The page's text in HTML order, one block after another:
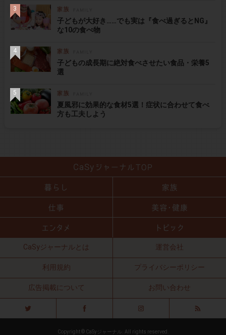
子どもが大好き……でも実は『食べ過ぎるとNG』
な10の食べ物
子どもの成長期に絶対食べさせたい食品・栄養5
選
夏風邪に効果的な食材5選！症状に合わせて食べ
方も工夫しよう
CaSyジャーナルとは 運営会社
利用規約 プライバシーポリシー
広告掲載について お問い合わせ
Copyright © CaSyジャーナル. All rights reserved.